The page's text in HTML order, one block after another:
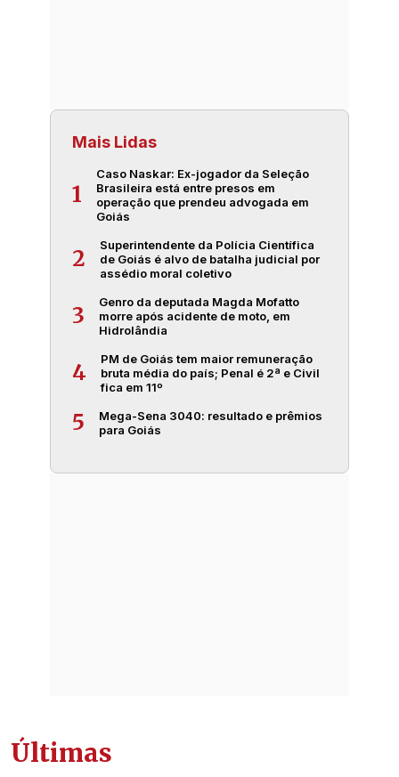
Mais Lidas
1
Caso Naskar: Ex-jogador da Seleção
Brasileira está entre presos em
operação que prendeu advogada em
Goiás
2
Superintendente da Polícia Científica
de Goiás é alvo de batalha judicial por
assédio moral coletivo
3
Genro da deputada Magda Mofatto
morre após acidente de moto, em
Hidrolândia
4
PM de Goiás tem maior remuneração
bruta média do país; Penal é 2ª e Civil
fica em 11º
5
Mega-Sena 3040: resultado e prêmios
para Goiás
Últimas